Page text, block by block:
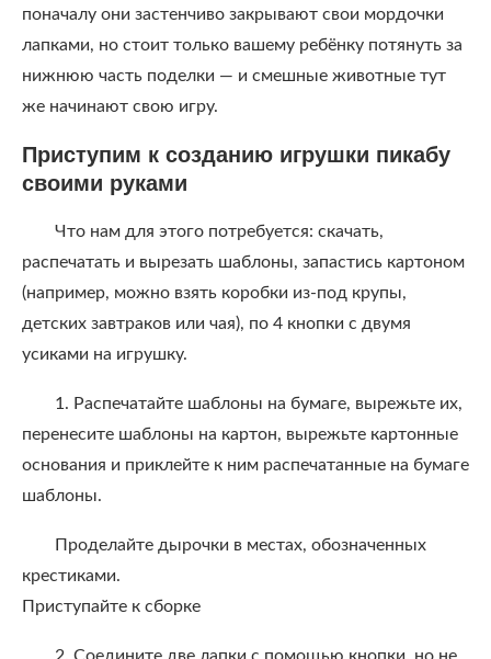
поначалу они застенчиво закрывают свои мордочки
лапками, но стоит только вашему ребёнку потянуть за
нижнюю часть поделки — и смешные животные тут
же начинают свою игру.
Приступим к созданию игрушки пикабу
своими руками
Что нам для этого потребуется: скачать,
распечатать и вырезать шаблоны, запастись картоном
(например, можно взять коробки из-под крупы,
детских завтраков или чая), по 4 кнопки с двумя
усиками на игрушку.
1. Распечатайте шаблоны на бумаге, вырежьте их,
перенесите шаблоны на картон, вырежьте картонные
основания и приклейте к ним распечатанные на бумаге
шаблоны.
Проделайте дырочки в местах, обозначенных
крестиками.
Приступайте к сборке